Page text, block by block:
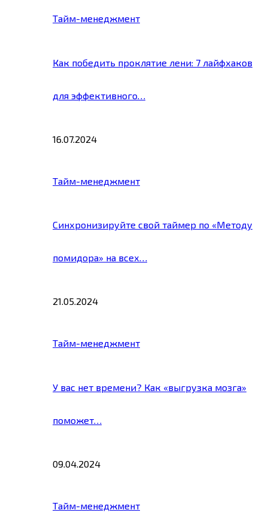
Тайм-менеджмент
Как победить проклятие лени: 7 лайфхаков
для эффективного…
16.07.2024
Тайм-менеджмент
Синхронизируйте свой таймер по «Методу
помидора» на всех…
21.05.2024
Тайм-менеджмент
У вас нет времени? Как «выгрузка мозга»
поможет…
09.04.2024
Тайм-менеджмент